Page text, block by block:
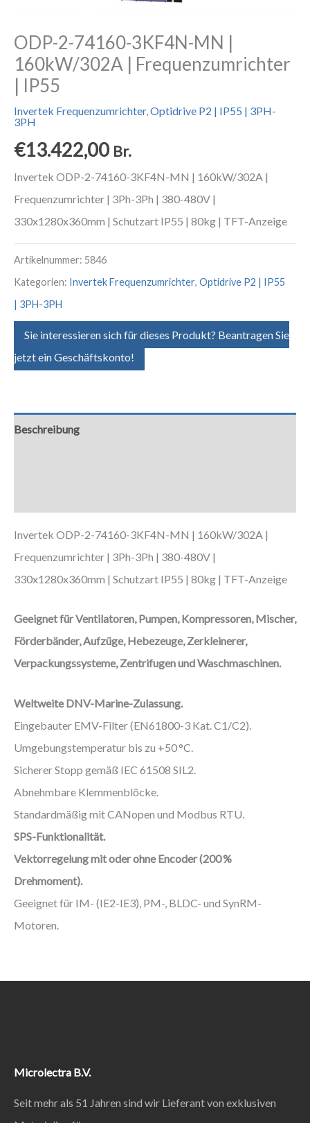
ODP-2-74160-3KF4N-MN |
160kW/302A | Frequenzumrichter
| IP55
Invertek Frequenzumrichter, Optidrive P2 | IP55 | 3PH-
3PH
€13.422,00 Br.
Invertek ODP-2-74160-3KF4N-MN | 160kW/302A |
Frequenzumrichter | 3Ph-3Ph | 380-480V |
330x1280x360mm | Schutzart IP55 | 80kg | TFT-Anzeige
Artikelnummer: 5846
Kategorien: Invertek Frequenzumrichter, Optidrive P2 | IP55
| 3PH-3PH
Sie interessieren sich für dieses Produkt? Beantragen Sie
jetzt ein Geschäftskonto!
Beschreibung
Invertek ODP-2-74160-3KF4N-MN | 160kW/302A |
Frequenzumrichter | 3Ph-3Ph | 380-480V |
330x1280x360mm | Schutzart IP55 | 80kg | TFT-Anzeige
Geeignet für Ventilatoren, Pumpen, Kompressoren, Mischer,
Förderbänder, Aufzüge, Hebezeuge, Zerkleinerer,
Verpackungssysteme, Zentrifugen und Waschmaschinen.
Weltweite DNV-Marine-Zulassung.
Eingebauter EMV-Filter (EN61800-3 Kat. C1/C2).
Umgebungstemperatur bis zu +50 °C.
Sicherer Stopp gemäß IEC 61508 SIL2.
Abnehmbare Klemmenblöcke.
Standardmäßig mit CANopen und Modbus RTU.
SPS-Funktionalität.
Vektorregelung mit oder ohne Encoder (200 %
Drehmoment).
Geeignet für IM- (IE2-IE3), PM-, BLDC- und SynRM-
Motoren.
Microlectra B.V.
Seit mehr als 51 Jahren sind wir Lieferant von exklusiven